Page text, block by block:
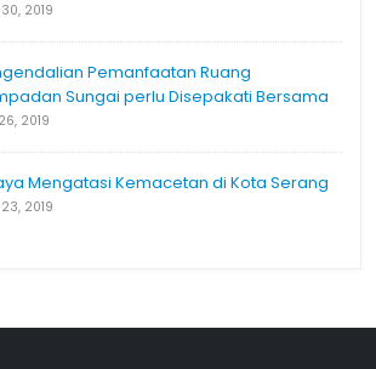
2019
Pemanfaatan Ruang
Sungai perlu Disepakati Bersama
2019
Mengatasi Kemacetan di Kota Serang
2019